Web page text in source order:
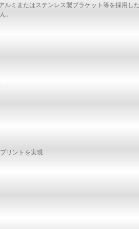
ルミまたはステンレス製ブラケット等を採用し
。
リントを実現